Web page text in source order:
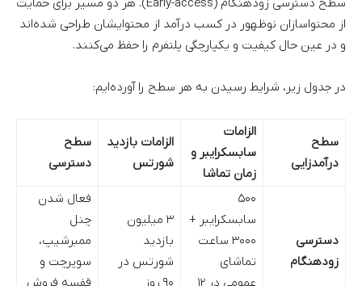
سطح دسترسی زودهنگام (Early-access). هر دو مسیر برای حمایت
از محتواسازان نوظهور در کسب درآمد از محتوایشان طراحی شده‌اند
و در عین حال کیفیت و یکپارچگی پلتفرم را حفظ می‌کنند.
در جدول زیر، شرایط رسیدن به هر سطح را آورده‌ایم:
سطح
درآمدزایی
الزامات
سابسکرایبر و
زمان تماشا
الزامات بازدید
شورتس
سطح
دسترسی
دسترسی
زودهنگام
۵۰۰
سابسکرایبر +
۳۰۰۰ ساعت
تماشای
عمومی در ۱۲
۳ میلیون
بازدید
شورتس در
۹۰ روز
فعال شدن
چنل
ممبرشیپ،
سوپرچت و
قفسه فروش